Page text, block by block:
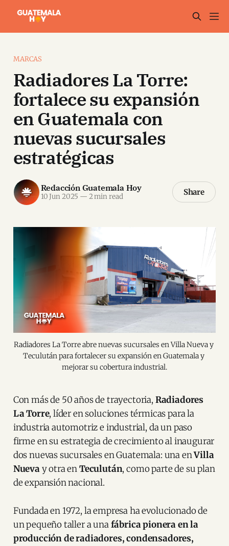
MARCAS
Radiadores La Torre:
fortalece su expansión
en Guatemala con
nuevas sucursales
estratégicas
Redacción Guatemala Hoy
10 Jun 2025 — 2 min read Share
Radiadores La Torre abre nuevas sucursales en Villa Nueva y
Teculután para fortalecer su expansión en Guatemala y
mejorar su cobertura industrial.
Con más de 50 años de trayectoria, Radiadores
La Torre, líder en soluciones térmicas para la
industria automotriz e industrial, da un paso
firme en su estrategia de crecimiento al inaugurar
dos nuevas sucursales en Guatemala: una enVilla
Nuevay otra enTeculután, como parte de su plan
de expansión nacional.
Fundada en 1972, la empresa ha evolucionado de
un pequeño taller a unafábrica pionera en la
producción de radiadores, condensadores,